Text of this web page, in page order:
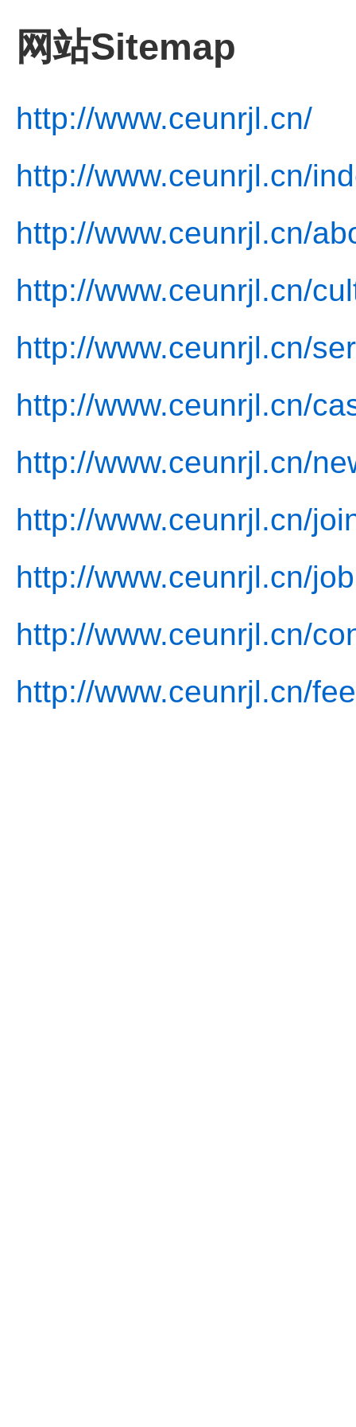
网站Sitemap
http://www.ceunrjl.cn/
http://www.ceunrjl.cn/
http://www.ceunrjl.cn/
http://www.ceunrjl.cn/
http://www.ceunrjl.cn/
http://www.ceunrjl.cn/
http://www.ceunrjl.cn/
http://www.ceunrjl.cn/
http://www.ceunrjl.cn/
http://www.ceunrjl.cn/
http://www.ceunrjl.cn/